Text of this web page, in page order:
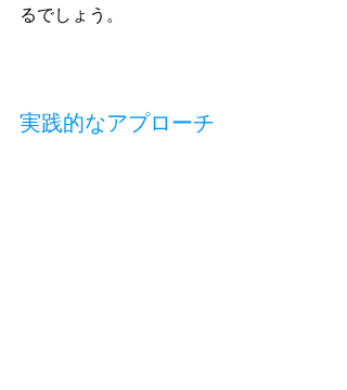
るでしょう。
実践的なアプローチ